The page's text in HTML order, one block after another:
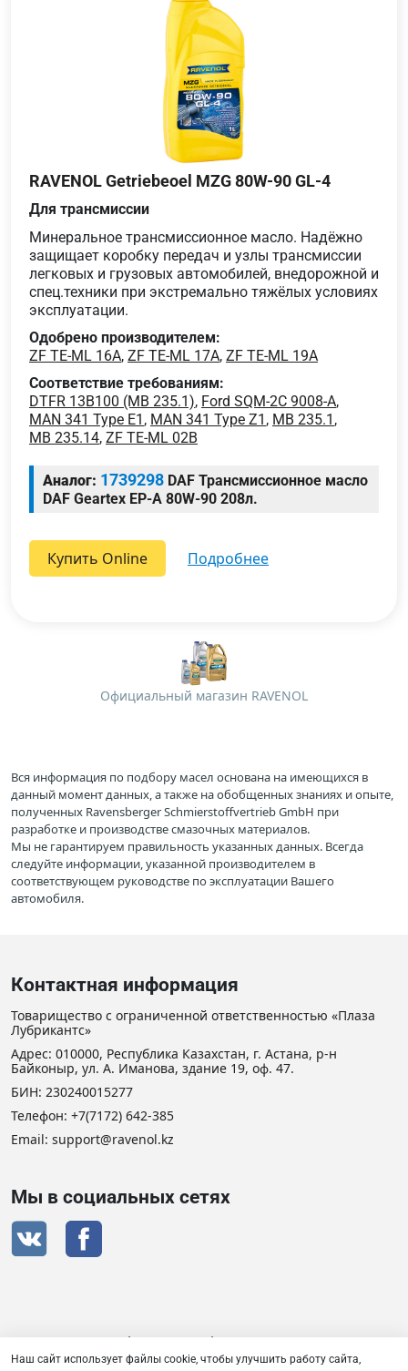
RAVENOL Getriebeoel MZG 80W-90 GL-4
Для трансмиссии
Минеральное трансмиссионное масло. Надёжно
защищает коробку передач и узлы трансмиссии
легковых и грузовых автомобилей, внедорожной и
спец.техники при экстремально тяжёлых условиях
эксплуатации.
Одобрено производителем:
ZF TE-ML 16A, ZF TE-ML 17A, ZF TE-ML 19A
Соответствие требованиям:
DTFR 13B100 (MB 235.1), Ford SQM-2C 9008-A,
MAN 341 Type E1 , MAN 341 Type Z1 , MB 235.1 ,
MB 235.14, ZF TE-ML 02B
Аналог: 1739298 DAF Трансмиссионное масло
DAF Geartex EP-A 80W-90 208л.
Купить Online подробнее
Официальный магазин RAVENOL
Вся информация по подбору масел основана на имеющихся в
данный момент данных, а также на обобщенных знаниях и опыте,
полученных Ravensberger Schmierstoffvertrieb GmbH при
разработке и производстве смазочных материалов.
Мы не гарантируем правильность указанных данных. Всегда
следуйте информации, указанной производителем в
соответствующем руководстве по эксплуатации Вашего
автомобиля.
Контактная информация
Товарищество с ограниченной ответственностью «Плаза
Лубрикантс»
Адрес: 010000, Республика Казахстан, г. Астана, р-н
Байконыр, ул. А. Иманова, здание 19, оф. 47.
БИН: 230240015277
Телефон: +7(7172) 642-385
Email: support@ravenol.kz
Мы в социальных сетях
Сертификат дистрибьютора RAVENOL
Наш сайт использует файлы cookie, чтобы улучшить работу сайта,